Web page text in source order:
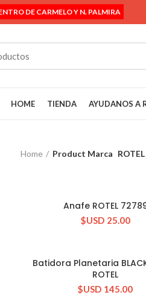
DE CARMELO Y N. PALMIRA
HOME TIENDA AYUDANOS A
Home Product Marca ROTEL
CONSULTAR STOCK
Anafe ROTEL
$USD 25.00
CONSULTAR STOCK
Batidora Planetaria
ROTEL
$USD 145.00